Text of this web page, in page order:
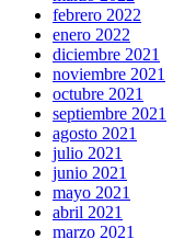
febrero 2022
enero 2022
diciembre 2021
noviembre 2021
octubre 2021
septiembre 2021
agosto 2021
julio 2021
junio 2021
mayo 2021
abril 2021
marzo 2021